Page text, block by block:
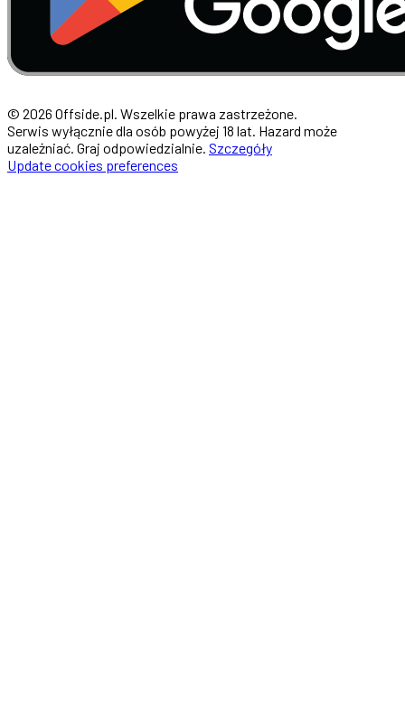
© 2026 Offside.pl. Wszelkie prawa zastrzeżone.
Serwis wyłącznie dla osób powyżej 18 lat. Hazard może
uzależniać. Graj odpowiedzialnie. Szczegóły
Update cookies preferences